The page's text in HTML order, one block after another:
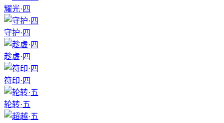
耀光·四
守护·四
趁虚·四
符印·四
轮转·五